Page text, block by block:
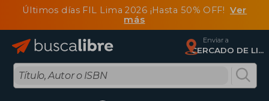
Últimos días FIL Lima 2026 ¡Hasta 50% OFF!Ver
más
Enviar a
CERCADO DE LIMA, Lima